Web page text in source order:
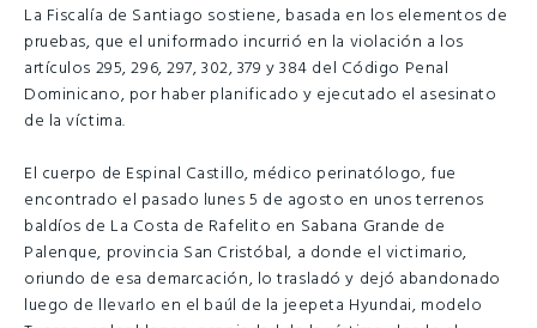
La Fiscalía de Santiago sostiene, basada en los elementos de
pruebas, que el uniformado incurrió en la violación a los
artículos 295, 296, 297, 302, 379 y 384 del Código Penal
Dominicano, por haber planificado y ejecutado el asesinato
de la víctima.
El cuerpo de Espinal Castillo, médico perinatólogo, fue
encontrado el pasado lunes 5 de agosto en unos terrenos
baldíos de La Costa de Rafelito en Sabana Grande de
Palenque, provincia San Cristóbal, a donde el victimario,
oriundo de esa demarcación, lo trasladó y dejó abandonado
luego de llevarlo en el baúl de la jeepeta Hyundai, modelo